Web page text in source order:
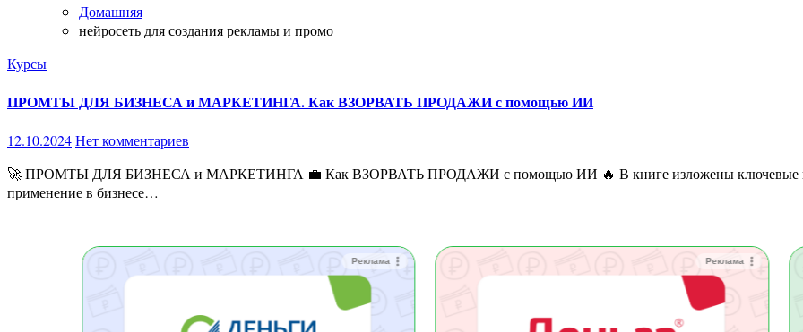
Домашняя
нейросеть для создания рекламы и промо
Курсы
ПРОМТЫ ДЛЯ БИЗНЕСА и МАРКЕТИНГА. Как ВЗОРВАТЬ ПРОДАЖИ с помощью ИИ
12.10.2024Нет комментариев
🚀 ПРОМТЫ ДЛЯ БИЗНЕСА и МАРКЕТИНГА 💼 Как ВЗОРВАТЬ ПРОДАЖИ с помощью ИИ 🔥 В книге изложены ключевые принципы работы с нейросетью ChatGPT, с акцентом на ее
применение в бизнесе…
Реклама Реклама